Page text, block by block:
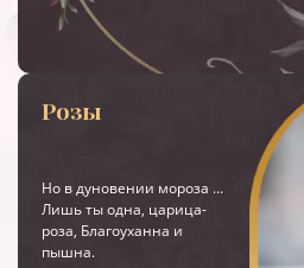
Розы
Но в дуновении мороза ...
Лишь ты одна, царица-
роза, Благоуханна и
пышна.